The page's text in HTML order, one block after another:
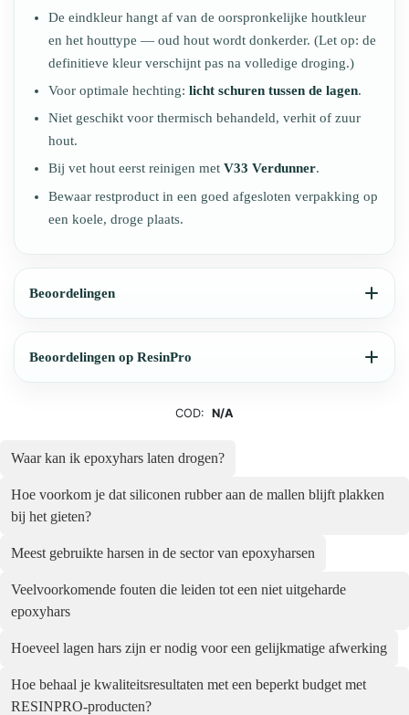
De eindkleur hangt af van de oorspronkelijke houtkleur
en het houttype — oud hout wordt donkerder. (Let op: de
definitieve kleur verschijnt pas na volledige droging.)
Voor optimale hechting: licht schuren tussen de lagen.
Niet geschikt voor thermisch behandeld, verhit of zuur
hout.
Bij vet hout eerst reinigen met V33 Verdunner.
Bewaar restproduct in een goed afgesloten verpakking op
een koele, droge plaats.
Beoordelingen
Beoordelingen op ResinPro
COD: N/A
Waar kan ik epoxyhars laten drogen?
Hoe voorkom je dat siliconen rubber aan de mallen blijft plakken
bij het gieten?
Meest gebruikte harsen in de sector van epoxyharsen
Veelvoorkomende fouten die leiden tot een niet uitgeharde
epoxyhars
Hoeveel lagen hars zijn er nodig voor een gelijkmatige afwerking
Hoe behaal je kwaliteitsresultaten met een beperkt budget met
RESINPRO-producten?